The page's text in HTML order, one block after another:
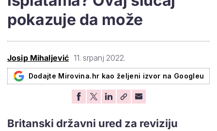
pokazuje da može
Josip Mihaljević 11. srpanj 2022.
Dodajte Mirovina.hr kao željeni izvor na Googleu
Britanski državni ured za reviziju